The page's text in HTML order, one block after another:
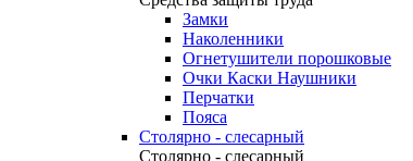
Замки
Наколенники
Огнетушители порошковые
Очки Каски Наушники
Перчатки
Пояса
Столярно - слесарный
Столярно - слесарный